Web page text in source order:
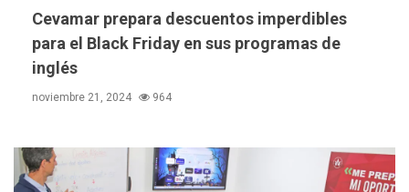
Cevamar prepara descuentos imperdibles
para el Black Friday en sus programas de
inglés
noviembre 21, 2024 964